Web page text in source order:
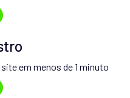
em menos de 1 minuto